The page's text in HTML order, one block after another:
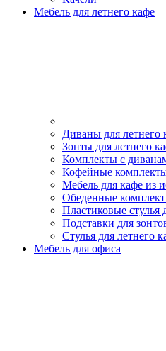
Мебель для летнего кафе
Диваны для летнего
Зонты для летнего
Комплекты с
Кофейные
Мебель для кафе из
Обеденные
Пластиковые стулья
Подставки для
Стулья для летнего
Мебель для офиса